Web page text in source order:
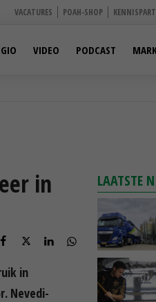
VACATURES POAH-SHOP
VIDEO PODCAST
in
in
Nevedi-
LAATSTE